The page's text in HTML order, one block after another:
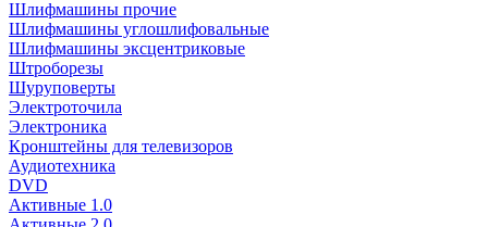
Шлифмашины прочие
Шлифмашины углошлифовальные
Шлифмашины эксцентриковые
Штроборезы
Шуруповерты
Электроточила
Электроника
Кронштейны для телевизоров
Аудиотехника
DVD
Активные 1.0